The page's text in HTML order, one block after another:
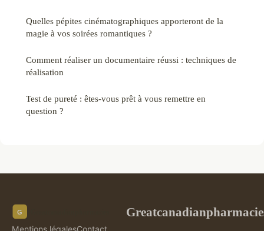
Quelles pépites cinématographiques apporteront de la
magie à vos soirées romantiques ?
Comment réaliser un documentaire réussi : techniques de
réalisation
Test de pureté : êtes-vous prêt à vous remettre en
question ?
Mentions légalesContact